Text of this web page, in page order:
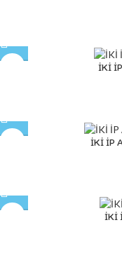
İKİ
İKİ İP
İKİ